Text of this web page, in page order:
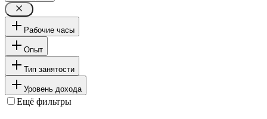
Рабочие часы
Опыт
Тип занятости
Уровень дохода
Ещё фильтры